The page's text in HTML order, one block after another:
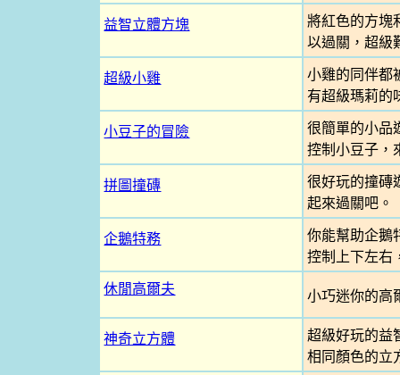
益智立體方塊
將紅色的方塊
以過關，超級
超級小雞
小雞的同伴都
有超級瑪莉的
小豆子的冒險
很簡單的小品
控制小豆子，
拼圖撞磚
很好玩的撞磚
起來過關吧。
企鵝特務
你能幫助企鵝
控制上下左右
休閒高爾夫 小巧迷你的高
神奇立方體
超級好玩的益
相同顏色的立